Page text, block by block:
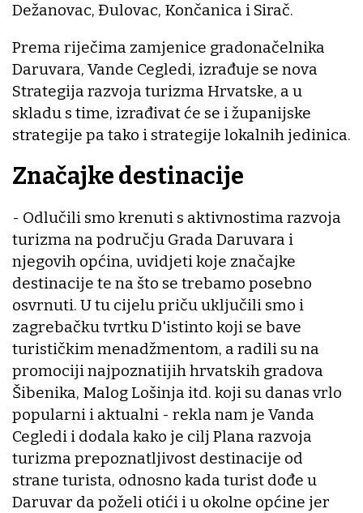
Dežanovac, Đulovac, Končanica i Sirač.
Prema riječima zamjenice gradonačelnika
Daruvara, Vande Cegledi, izrađuje se nova
Strategija razvoja turizma Hrvatske, a u
skladu s time, izrađivat će se i županijske
strategije pa tako i strategije lokalnih jedinica.
Značajke destinacije
- Odlučili smo krenuti s aktivnostima razvoja
turizma na području Grada Daruvara i
njegovih općina, uvidjeti koje značajke
destinacije te na što se trebamo posebno
osvrnuti. U tu cijelu priču uključili smo i
zagrebačku tvrtku D'istinto koji se bave
turističkim menadžmentom, a radili su na
promociji najpoznatijih hrvatskih gradova
Šibenika, Malog Lošinja itd. koji su danas vrlo
popularni i aktualni - rekla nam je Vanda
Cegledi i dodala kako je cilj Plana razvoja
turizma prepoznatljivost destinacije od
strane turista, odnosno kada turist dođe u
Daruvar da poželi otići i u okolne općine jer